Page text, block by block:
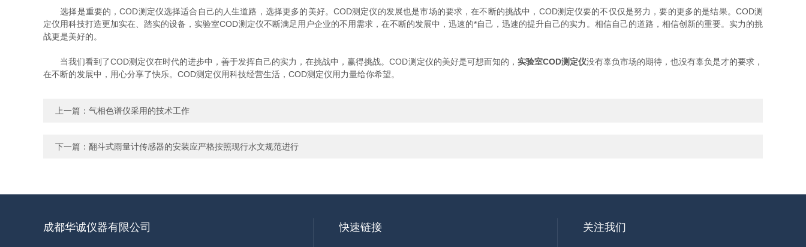
选择是重要的，COD测定仪选择适合自己的人生道路，选择更多的美好。COD测定仪的发展也是市场的要求，在不断的挑战中，COD测定仪要的不仅仅是努力，要的更多的是结果。COD测
定仪用科技打造更加实在、踏实的设备，实验室COD测定仪不断满足用户企业的不用需求，在不断的发展中，迅速的*自己，迅速的提升自己的实力。相信自己的道路，相信创新的重要。实力的挑
战更是美好的。
当我们看到了COD测定仪在时代的进步中，善于发挥自己的实力，在挑战中，赢得挑战。COD测定仪的美好是可想而知的， 实验室COD测定仪没有辜负市场的期待，也没有辜负是才的要求，
在不断的发展中，用心分享了快乐。COD测定仪用科技经营生活，COD测定仪用力量给你希望。
上一篇： 气相色谱仪采用的技术工作
下一篇： 翻斗式雨量计传感器的安装应严格按照现行水文规范进行
成都华诚仪器有限公司 快速链接 关注我们